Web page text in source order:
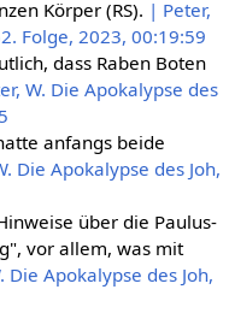
Körper (RS). | Peter,
Folge, 2023, 00:19:59
dass Raben Boten
W. Die Apokalypse des
anfangs beide
Die Apokalypse des Joh,
über die Paulus-
vor allem, was mit
Die Apokalypse des Joh,